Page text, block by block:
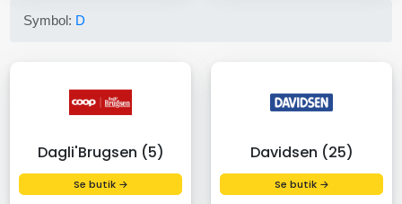
Symbol: D
Dagli'Brugsen (5)
Se butik →
Davidsen (25)
Se butik →